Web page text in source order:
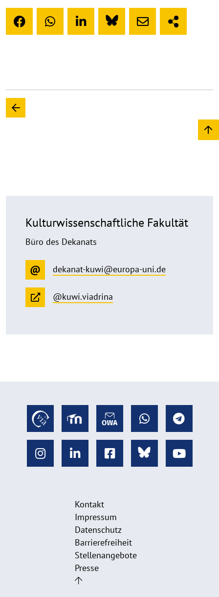
Kulturwissenschaftliche Fakultät
Büro des Dekanats
dekanat-kuwi@europa-uni.de
@kuwi.viadrina
Kontakt
Impressum
Datenschutz
Barrierefreiheit
Stellenangebote
Presse